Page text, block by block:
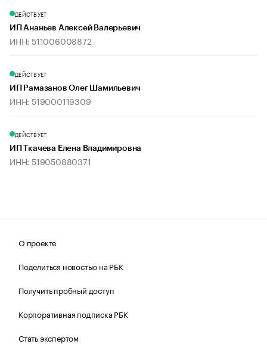
ДЕЙСТВУЕТ
ИП Ананьев Алексей Валерьевич
ИНН: 511006008872
ДЕЙСТВУЕТ
ИП Рамазанов Олег Шамильевич
ИНН: 519000119309
ДЕЙСТВУЕТ
ИП Ткачева Елена Владимировна
ИНН: 519050880371
О проекте
Поделиться новостью на РБК
Получить пробный доступ
Корпоративная подписка РБК
Стать экспертом